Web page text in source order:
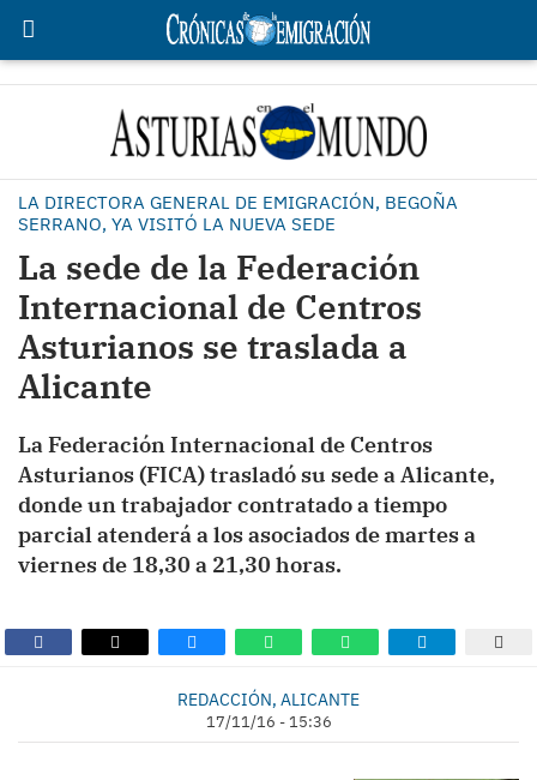
LA DIRECTORA GENERAL DE EMIGRACIÓN, BEGOÑA
SERRANO, YA VISITÓ LA NUEVA SEDE
La sede de la Federación
Internacional de Centros
Asturianos se traslada a
Alicante
La Federación Internacional de Centros
Asturianos (FICA) trasladó su sede a Alicante,
donde un trabajador contratado a tiempo
parcial atenderá a los asociados de martes a
viernes de 18,30 a 21,30 horas.
REDACCIÓN, ALICANTE
17/11/16 - 15:36